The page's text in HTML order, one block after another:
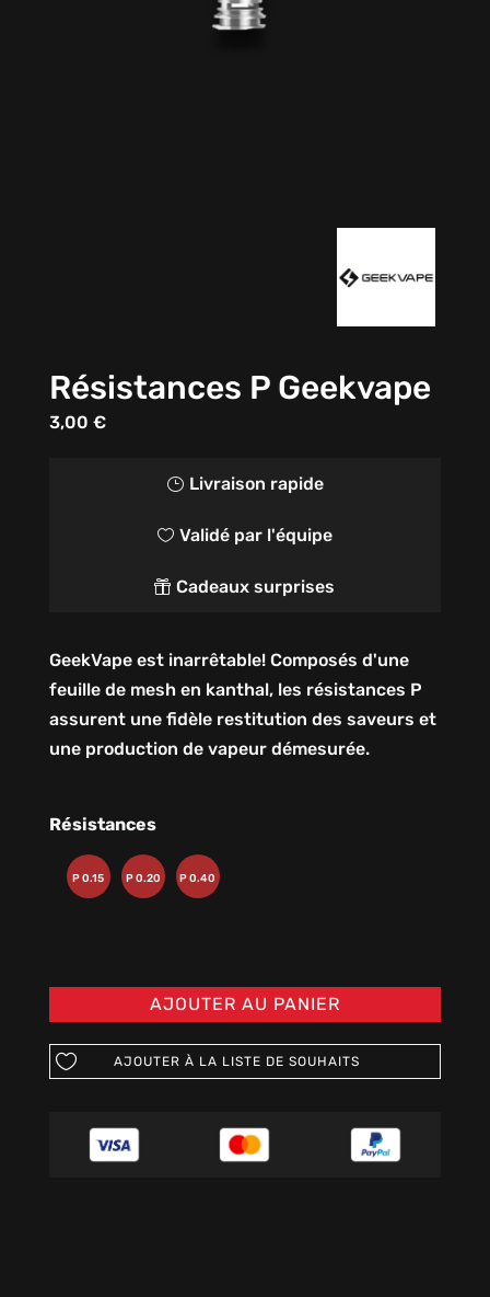
Résistances P Geekvape
3,00 €
} Livraison rapide
 Validé par l'équipe
 Cadeaux surprises
GeekVape est inarrêtable! Composés d'une
feuille de mesh en kanthal, les résistances P
assurent une fidèle restitution des saveurs et
une production de vapeur démesurée.
Résistances
P 0.15 P 0.20 P 0.40
AJOUTER AU PANIER
AJOUTER À LA LISTE DE SOUHAITS